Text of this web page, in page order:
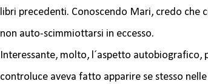
libri precedenti. Conoscendo Mari, credo che
non auto-scimmiottarsi in eccesso.
Interessante, molto, l´aspetto autobiografico,
controluce aveva fatto apparire se stesso